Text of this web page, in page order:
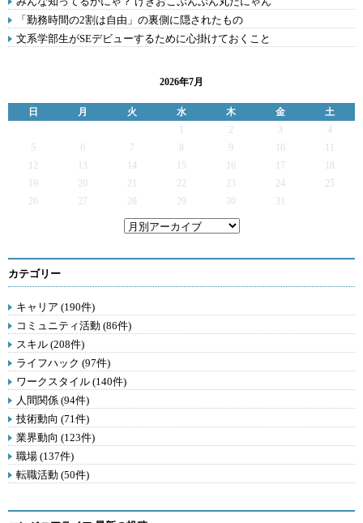
「勤務時間の2割は自由」の裏側に隠されたもの
文系学部生がSEデビューするために心掛けておくこと
2026年7月
日 月 火 水 木 金
土
2 3
4
5
6 7 9
12
13 14 15 16 17
19
20 21 22 23 24
25
26
27 28 29 30 31
カテゴリー
キャリア (190件)
コミュニティ活動 (86件)
スキル (208件)
ライフハック (97件)
ワークスタイル (140件)
人間関係 (94件)
技術動向 (71件)
業界動向 (123件)
職場 (137件)
転職活動 (50件)